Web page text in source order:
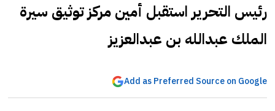
رئيس التحرير استقبل أمين مركز توثيق سيرة
الملك عبدالله بن عبدالعزيز
Add as Preferred Source on Google